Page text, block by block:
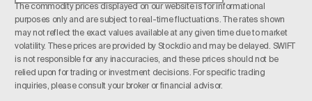
The commodity prices displayed on our website is for informational
purposes only and are subject to real-time fluctuations. The rates shown
may not reflect the exact values available at any given time due to market
volatility. These prices are provided by Stockdio and may be delayed. SWIFT
is not responsible for any inaccuracies, and these prices should not be
relied upon for trading or investment decisions. For specific trading
inquiries, please consult your broker or financial advisor.